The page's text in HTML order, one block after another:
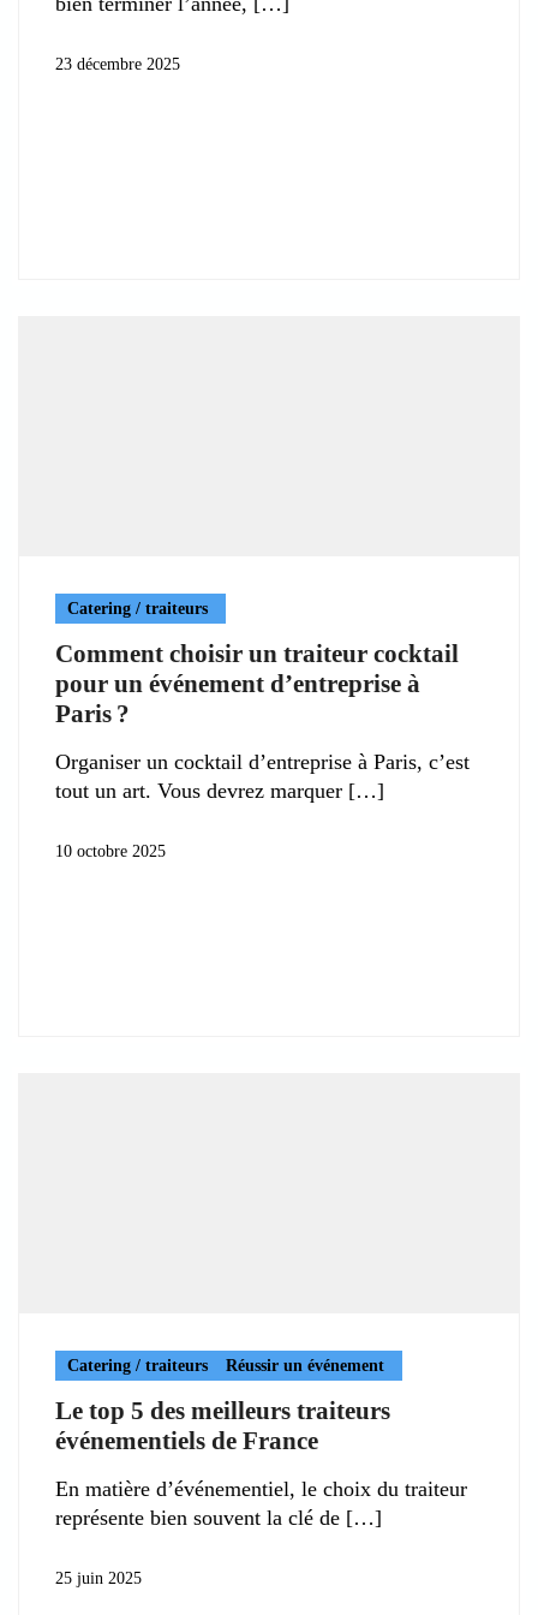
23 décembre 2025
Catering / traiteurs
Comment choisir un traiteur cocktail
pour un événement d’entreprise à
Paris ?
Organiser un cocktail d’entreprise à Paris, c’est
tout un art. Vous devrez marquer
10 octobre 2025
Catering / traiteurs Réussir un événement
Le top 5 des meilleurs traiteurs
événementiels de France
En matière d’événementiel, le choix du traiteur
représente bien souvent la clé de
25 juin 2025